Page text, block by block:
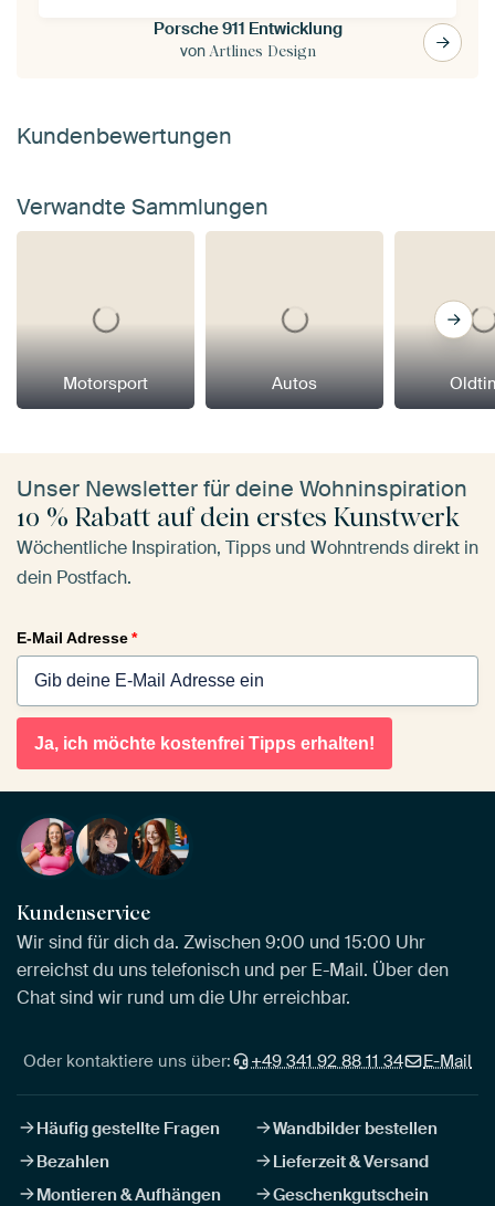
Porsche 911 Entwicklung
von Artlines Design
Kundenbewertungen
Verwandte Sammlungen
Motorsport Autos
Unser Newsletter für deine Wohninspiration
10 % Rabatt auf dein erstes Kunstwerk
Wöchentliche Inspiration, Tipps und Wohntrends direkt in
dein Postfach.
E-Mail Adresse*
Ja, ich möchte kostenfrei Tipps erhalten!
Kundenservice
Wir sind für dich da. Zwischen 9:00 und 15:00 Uhr
erreichst du uns telefonisch und per E-Mail. Über den
Chat sind wir rund um die Uhr erreichbar.
Oder kontaktiere uns über: +49 341 92 88 11 34 E-Mail
Häufig gestellte Fragen
Wandbilder bestellen
Bezahlen
Lieferzeit & Versand
Montieren & Aufhängen
Geschenkgutschein